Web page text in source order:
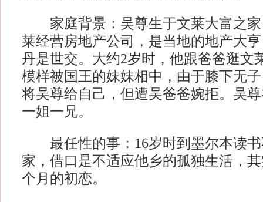
家庭背景：吴尊生于文莱大富之家
莱经营房地产公司，是当地的地产大
丹是世交。大约2岁时，他跟爸爸逛文
模样被国王的妹妹相中，由于膝下无
将吴尊给自己，但遭吴爸爸婉拒。吴
一姐一兄。
最任性的事：16岁时到墨尔本读书
家，借口是不适应他乡的孤独生活，
个月的初恋。